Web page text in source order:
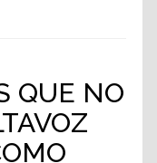
QUE NO